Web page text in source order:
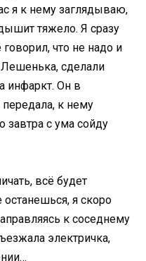
я к нему заглядываю,
тяжело. Я сразу
что не надо и
сделали
инфаркт. Он в
к нему
завтра с ума сойду
всё будет
я скоро
к соседнему
электричка,